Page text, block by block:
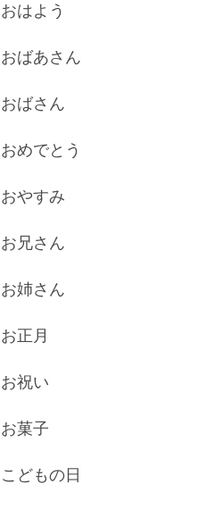
おはよう
おばあさん
おばさん
おめでとう
おやすみ
お兄さん
お姉さん
お正月
お祝い
お菓子
こどもの日